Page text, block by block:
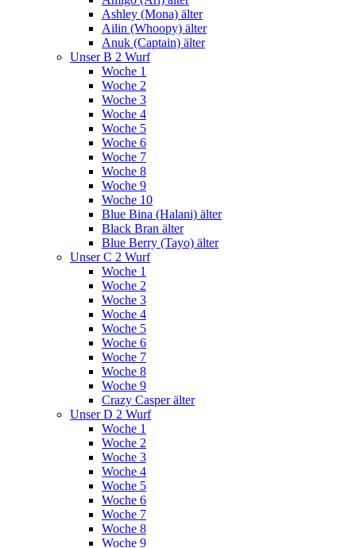
Ashley (Mona) älter
Ailin (Whoopy) älter
Anuk (Captain) älter
Unser B 2 Wurf
Woche 1
Woche 2
Woche 3
Woche 4
Woche 5
Woche 6
Woche 7
Woche 8
Woche 9
Woche 10
Blue Bina (Halani) älter
Black Bran älter
Blue Berry (Tayo) älter
Unser C 2 Wurf
Woche 1
Woche 2
Woche 3
Woche 4
Woche 5
Woche 6
Woche 7
Woche 8
Woche 9
Crazy Casper älter
Unser D 2 Wurf
Woche 1
Woche 2
Woche 3
Woche 4
Woche 5
Woche 6
Woche 7
Woche 8
Woche 9